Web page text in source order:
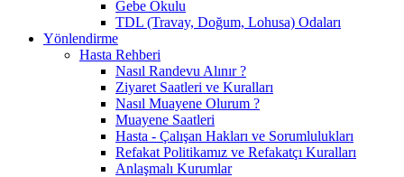
Gebe Okulu
TDL (Travay, Doğum, Lohusa) Odaları
Yönlendirme
Hasta Rehberi
Nasıl Randevu Alınır ?
Ziyaret Saatleri ve Kuralları
Nasıl Muayene Olurum ?
Muayene Saatleri
Hasta - Çalışan Hakları ve Sorumlulukları
Refakat Politikamız ve Refakatçı Kuralları
Anlaşmalı Kurumlar